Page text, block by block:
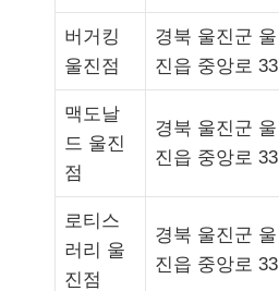
버거킹
울진점
경북 울진군 울
진읍 중앙로 33
맥도날
드 울진
점
경북 울진군 울
진읍 중앙로 33
로티스
러리 울
진점
경북 울진군 울
진읍 중앙로 33